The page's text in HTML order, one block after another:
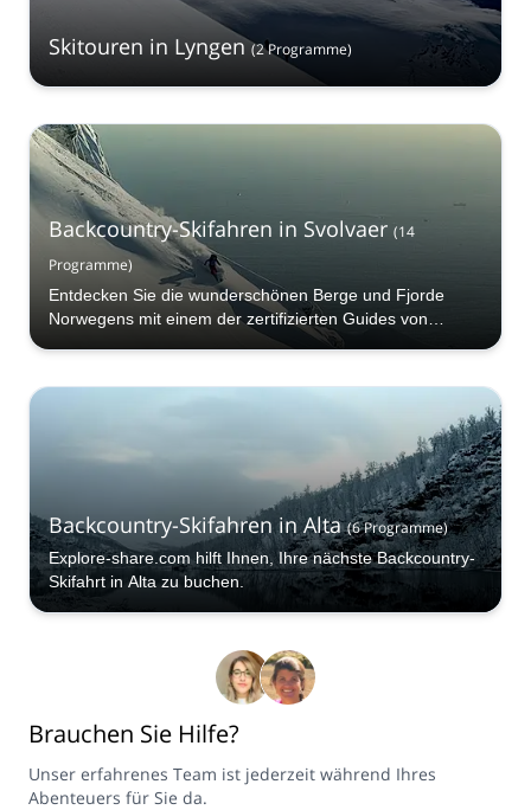
Skitouren in Lyngen (2Programme)
Backcountry-Skifahren in Svolvaer (14
Programme)
Entdecken Sie die wunderschönen Berge und Fjorde
Norwegens mit einem der zertifizierten Guides von
Explore-Share.com auf einem unvergesslichen
Backcountry-Skifahren in Alta (6Programme)
Explore-share.com hilft Ihnen, Ihre nächste Backcountry-
Skifahrt in Alta zu buchen.
Brauchen Sie Hilfe?
Unser erfahrenes Team ist jederzeit während Ihres
Abenteuers für Sie da.